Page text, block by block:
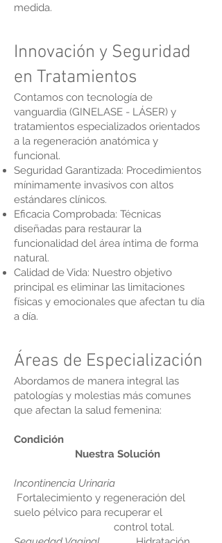
medida.
Innovación y Seguridad
en Tratamientos
Contamos con tecnología de
vanguardia (GINELASE - LÁSER) y
tratamientos especializados orientados
a la regeneración anatómica y
funcional.
Seguridad Garantizada: Procedimientos
mínimamente invasivos con altos
estándares clínicos.
Eficacia Comprobada: Técnicas
diseñadas para restaurar la
funcionalidad del área íntima de forma
natural.
Calidad de Vida: Nuestro objetivo
principal es eliminar las limitaciones
físicas y emocionales que afectan tu día
a día.
Áreas de Especialización
Abordamos de manera integral las
patologías y molestias más comunes
que afectan la salud femenina:
Condición
Nuestra Solución
Incontinencia Urinaria
Fortalecimiento y regeneración del
suelo pélvico para recuperar el
control total.